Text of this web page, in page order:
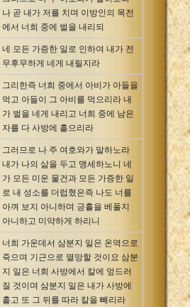
나 곧 내가 저를 치며 이방인의 목전
에서 너희 중에 벌을 내리되
네 모든 가증한 일로 인하여 내가 전
무후무하게 네게 내릴지라
그리한즉 너희 중에서 아비가 아들을
먹고 아들이 그 아비를 먹으리라 내
가 벌을 네게 내리고 너희 중에 남은
자를 다 사방에 흩으리라
그러므로 나 주 여호와가 말하노라
내가 나의 삶을 두고 맹세하노니 네
가 모든 미운 물건과 모든 가증한 일
로 내 성소를 더럽혔은즉 나도 너를
아껴 보지 아니하며 긍휼을 베풀지
아니하고 미약하게 하리니
너희 가운데서 삼분지 일은 온역으로
죽으며 기근으로 멸망할 것이요 삼분
지 일은 너희 사방에서 칼에 엎드러
질 것이며 삼분지 일은 내가 사방에
흩고 또 그 뒤를 따라 칼을 빼리라